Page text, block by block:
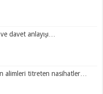
davet anlayışı…
alimleri titreten nasihatler…